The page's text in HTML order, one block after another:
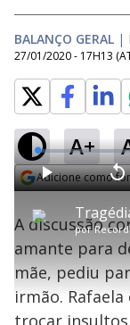
BALANÇO GERAL |
27/01/2020 - 17H13
A+
Adicione como
por
P V
t
a
r
0
e
g
n
d
s
L
o
a
d
e
:
1
.
0
8
%
A discussão
amante para
mãe, pediu
irmão.
trocar